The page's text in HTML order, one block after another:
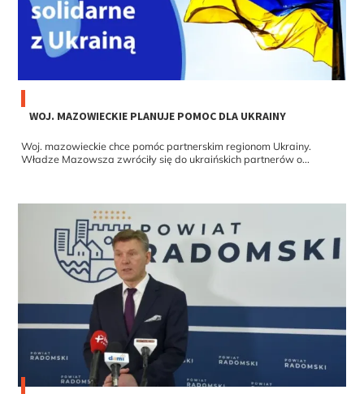
WOJ. MAZOWIECKIE PLANUJE POMOC DLA UKRAINY
Woj. mazowieckie chce pomóc partnerskim regionom Ukrainy.
Władze Mazowsza zwróciły się do ukraińskich partnerów o...